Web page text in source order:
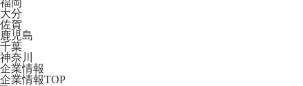
福岡
大分
佐賀
鹿児島
千葉
神奈川
企業情報
企業情報TOP